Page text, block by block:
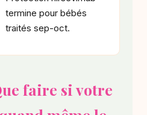
termine pour bébés
traités sep-oct.
faire si votre